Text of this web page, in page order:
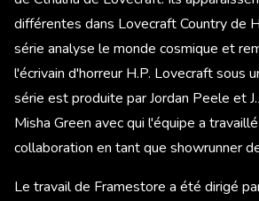
différentes dans Lovecraft Country de
série analyse le monde cosmique et
l'écrivain d'horreur H.P. Lovecraft sous
série est produite par Jordan Peele et
Misha Green avec qui l'équipe a
collaboration en tant que showrunner
Le travail de Framestore a été dirigé